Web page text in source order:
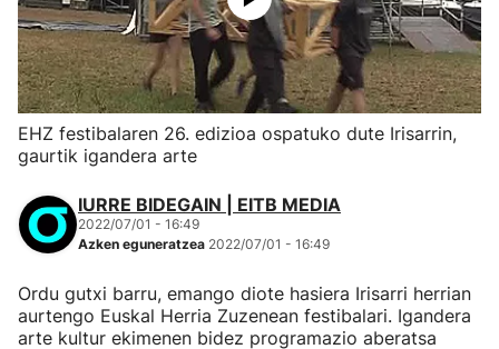
EHZ festibalaren 26. edizioa ospatuko dute Irisarrin,
gaurtik igandera arte
IURRE BIDEGAIN | EITB MEDIA
2022/07/01 - 16:49
Azken eguneratzea 2022/07/01 - 16:49
Ordu gutxi barru, emango diote hasiera Irisarri herrian
aurtengo Euskal Herria Zuzenean festibalari. Igandera
arte kultur ekimenen bidez programazio aberatsa